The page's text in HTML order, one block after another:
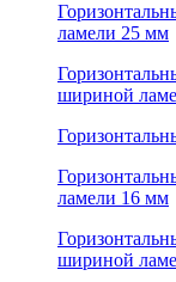
ламели 25 мм
шириной
ламели 16 мм
шириной